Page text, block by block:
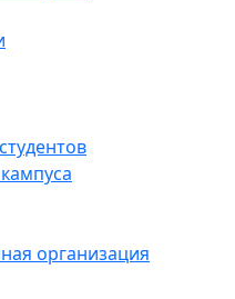
организация